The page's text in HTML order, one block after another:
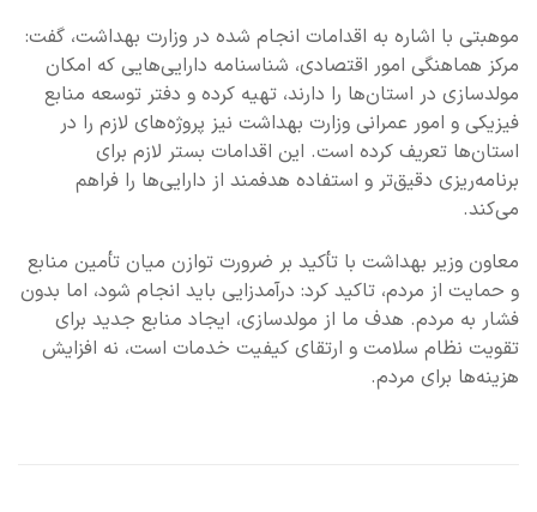
موهبتی با اشاره به اقدامات انجام‌ شده در وزارت بهداشت، گفت:
مرکز هماهنگی امور اقتصادی، شناسنامه دارایی‌هایی که امکان
مولدسازی در استان‌ها را دارند، تهیه کرده و دفتر توسعه منابع
فیزیکی و امور عمرانی وزارت بهداشت نیز پروژه‌های لازم را در
استان‌ها تعریف کرده است. این اقدامات بستر لازم برای
برنامه‌ریزی دقیق‌تر و استفاده هدفمند از دارایی‌ها را فراهم
می‌کند.
معاون وزیر بهداشت با تأکید بر ضرورت توازن میان تأمین منابع
و حمایت از مردم، تاکید کرد: درآمدزایی باید انجام شود، اما بدون
فشار به مردم. هدف ما از مولدسازی، ایجاد منابع جدید برای
تقویت نظام سلامت و ارتقای کیفیت خدمات است، نه افزایش
هزینه‌ها برای مردم.